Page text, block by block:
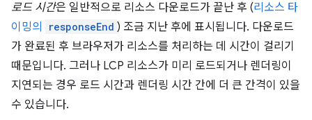
로드 시간은 일반적으로 리소스 다운로드가 끝난 후 (리소스 타
이밍의
responseEnd ) 조금 지난 후에 표시됩니다. 다운로드
가 완료된 후 브라우저가 리소스를 처리하는 데 시간이 걸리기
때문입니다. 그러나 LCP 리소스가 미리 로드되거나 렌더링이
지연되는 경우 로드 시간과 렌더링 시간 간에 더 큰 간격이 있을
수 있습니다.